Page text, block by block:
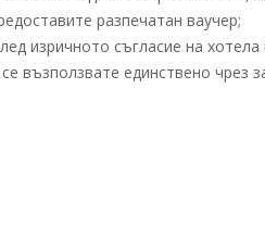
разпечатан ваучер;
изричното съгласие на
възползвате единствено чрез